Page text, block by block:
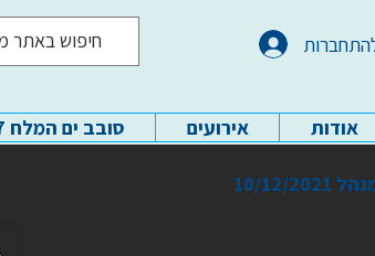
אודות אירועים סובב ים המלח 2027
2021